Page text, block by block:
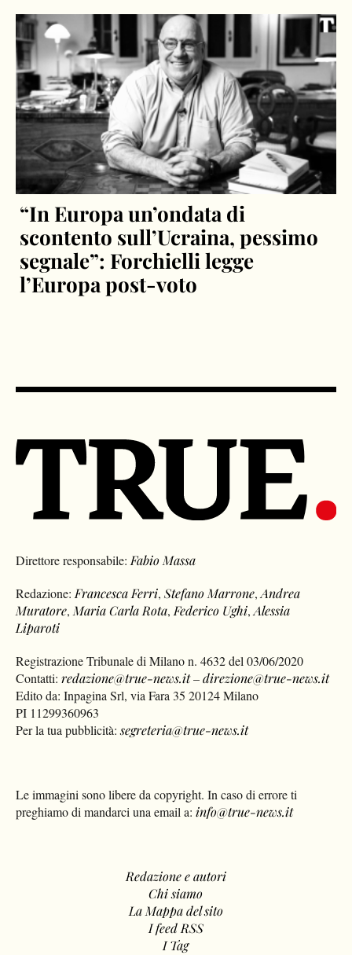
“In Europa un’ondata di
scontento sull’Ucraina, pessimo
segnale”: Forchielli legge
l’Europa post-voto
Direttore responsabile: Fabio Massa
Redazione: Francesca Ferri,Stefano Marrone,Andrea
Muratore, Maria Carla Rota, Federico Ughi,Alessia
Liparoti
Registrazione Tribunale di Milano n. 4632 del 03/06/2020
Contatti:redazione@true-news.it–direzione@true-news.it
Edito da: Inpagina Srl, via Fara 35 20124 Milano
PI 11299360963
Per la tua pubblicità:segreteria@true-news.it
Le immagini sono libere da copyright. In caso di errore ti
preghiamo di mandarci una email a: info@true-news.it
Redazione e autori
Chi siamo
La Mappa del sito
I feed RSS
I Tag